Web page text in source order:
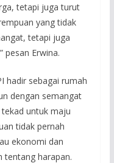
tetapi juga turut
yang tidak
tetapi juga
pesan Erwina.
hadir sebagai rumah
dengan semangat
untuk maju
tidak pernah
ekonomi dan
tentang harapan.